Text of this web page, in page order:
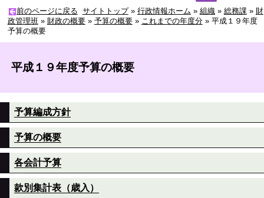
前のページに戻る サイトトップ» 行政情報ホーム » 組織» 総務課» 財
政管理班» 財政の概要» 予算の概要» これまでの年度分» 平成１９年度
予算の概要
平成１９年度予算の概要
予算編成方針
予算の概要
各会計予算
款別集計表（歳入）